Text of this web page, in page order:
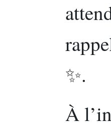
✨.
À